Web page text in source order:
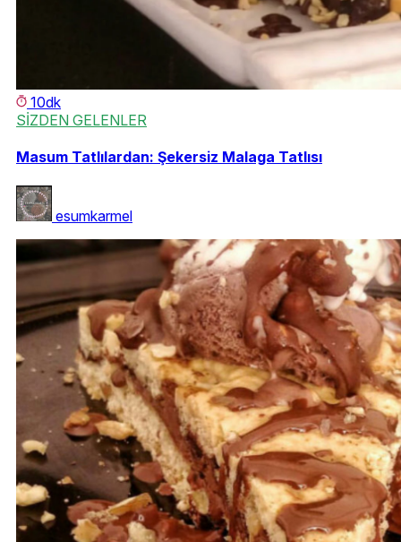
10dk
SİZDEN GELENLER
Masum Tatlılardan: Şekersiz Malaga Tatlısı
esumkarmel